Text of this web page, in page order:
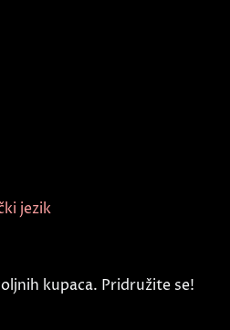
jezik
kupaca. Pridružite se!